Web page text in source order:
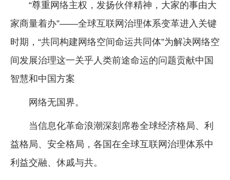
“尊重网络主权，发扬伙伴精神，大家的事由大
家商量着办”——全球互联网治理体系变革进入关键
时期，“共同构建网络空间命运共同体”为解决网络空
间发展治理这一关乎人类前途命运的问题贡献中国
智慧和中国方案
网络无国界。
当信息化革命浪潮深刻席卷全球经济格局、利
益格局、安全格局，各国在全球互联网治理体系中
利益交融、休戚与共。